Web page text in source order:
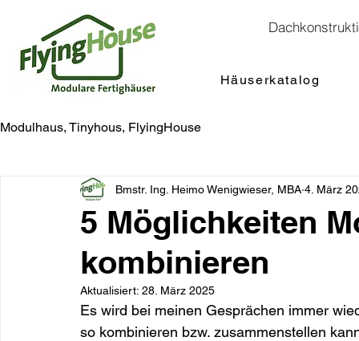
Häuserkatalog
Modulhaus, Tinyhous, FlyingHouse
5 Möglichkeiten
kombinieren
Bmstr. Ing. Heimo Wenigwieser, MBA 4. März
Aktualisiert: 28. März 2025
Es wird bei meinen Gesprächen immer
so kombinieren bzw. zusammenstellen